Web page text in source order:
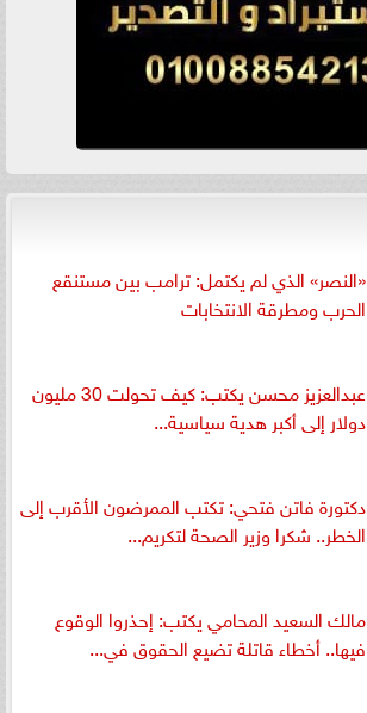
«النصر» الذي لم يكتمل: ترامب بين مستنقع
الحرب ومطرقة الانتخابات
عبدالعزيز محسن يكتب: كيف تحولت 30 مليون
دولار إلى أكبر هدية سياسية...
دكتورة فاتن فتحي: تكتب الممرضون الأقرب إلى
الخطر.. شكرا وزير الصحة لتكريم...
مالك السعيد المحامي يكتب: إحذروا الوقوع
فيها.. أخطاء قاتلة تضيع الحقوق في...